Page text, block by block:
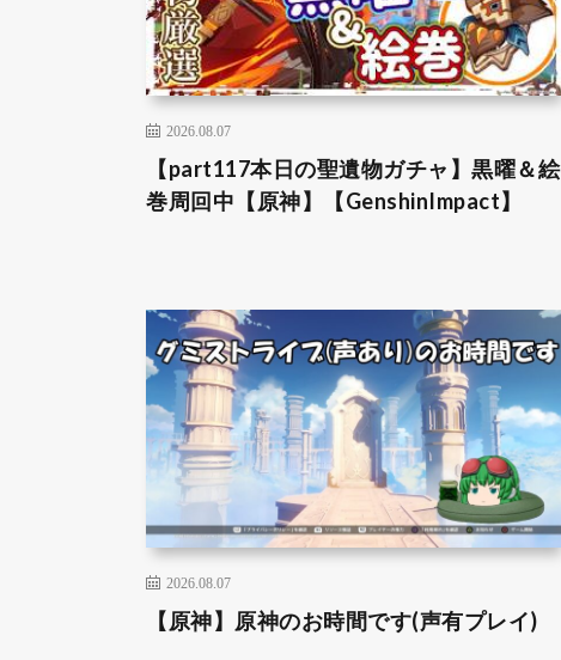
2026.08.07
【part117本日の聖遺物ガチャ】黒曜＆絵
巻周回中【原神】【GenshinImpact】
2026.08.07
【原神】原神のお時間です(声有プレイ)